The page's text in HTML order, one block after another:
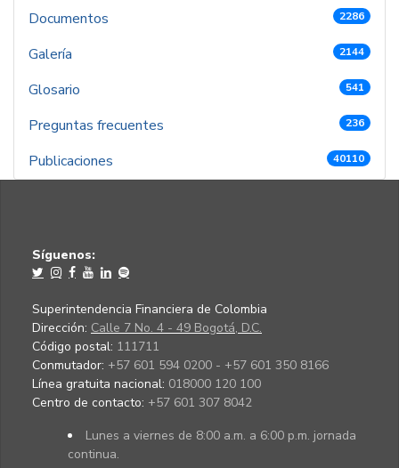
Documentos 2286
Galería 2144
Glosario 541
Preguntas frecuentes 236
Publicaciones 40110
Síguenos:
Superintendencia Financiera de Colombia
Dirección: Calle 7 No. 4 - 49 Bogotá, D.C.
Código postal: 111711
Conmutador: +57 601 594 0200 - +57 601 350 8166
Línea gratuita nacional: 018000 120 100
Centro de contacto: +57 601 307 8042
Lunes a viernes de 8:00 a.m. a 6:00 p.m. jornada
continua.